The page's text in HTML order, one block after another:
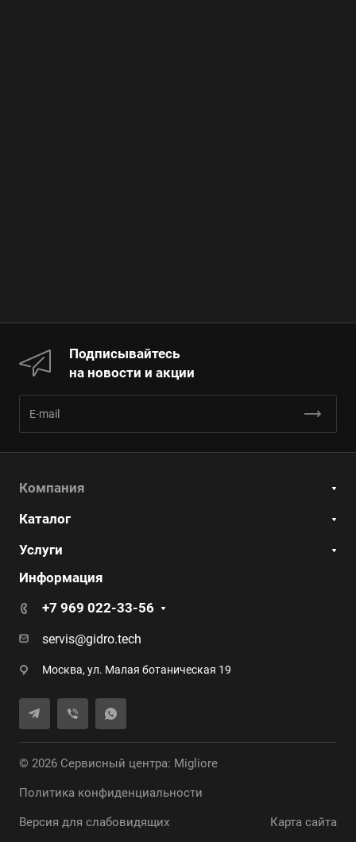
Подписывайтесь
на новости и акции
Компания
Каталог
Услуги
Информация
+7 969 022-33-56
servis@gidro.tech
Москва, ул. Малая ботаническая 19
© 2026 Сервисный центра: Migliore
Политика конфиденциальности
Версия для слабовидящих Карта сайта